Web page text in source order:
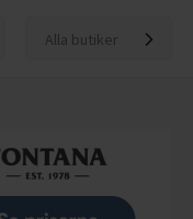
Alla butiker